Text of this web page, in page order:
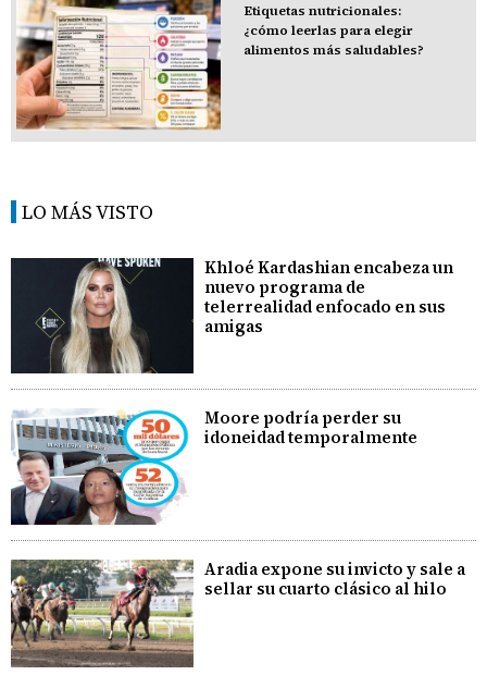
Etiquetas nutricionales:
¿cómo leerlas para elegir
alimentos más saludables?
LO MÁS VISTO
Khloé Kardashian encabeza un
nuevo programa de
telerrealidad enfocado en sus
amigas
Moore podría perder su
idoneidad temporalmente
Aradia expone su invicto y sale a
sellar su cuarto clásico al hilo